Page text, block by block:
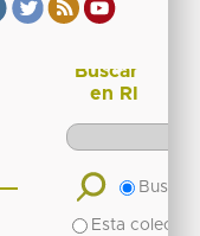
Buscar
en RI
Buscar
Esta